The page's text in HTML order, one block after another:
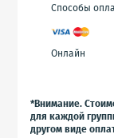
Способы
Онлайн
*Внимание.
для каждой
другом виде